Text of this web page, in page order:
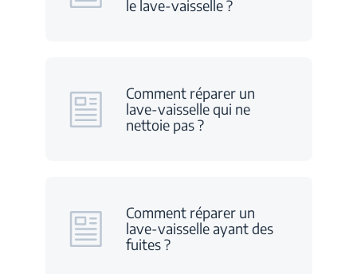
le lave-vaisselle ?
Comment réparer un
lave-vaisselle qui ne
nettoie pas ?
Comment réparer un
lave-vaisselle ayant des
fuites ?